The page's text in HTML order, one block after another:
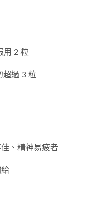
用 2 粒
超過 3 粒
、精神易疲者